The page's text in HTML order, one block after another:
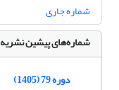
شماره جاری
شماره‌های پیشین نشریه
دوره 79 (1405)